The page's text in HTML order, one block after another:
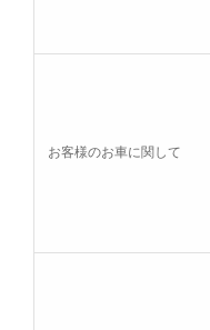
お客様のお車に関して